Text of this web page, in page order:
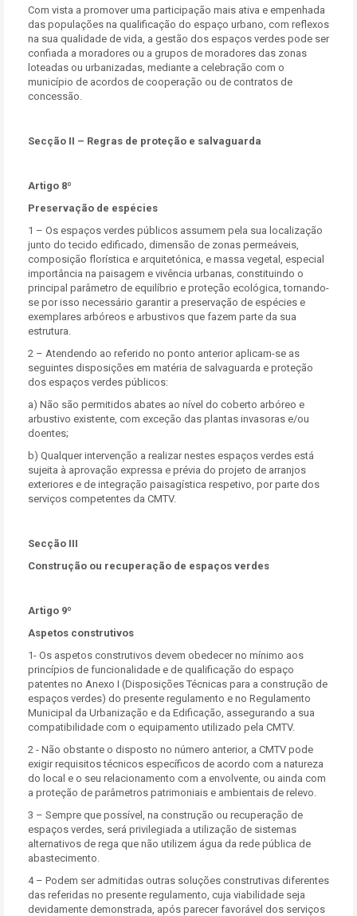
Com vista a promover uma participação mais ativa e empenhada
das populações na qualificação do espaço urbano, com reflexos
na sua qualidade de vida, a gestão dos espaços verdes pode ser
confiada a moradores ou a grupos de moradores das zonas
loteadas ou urbanizadas, mediante a celebração com o
município de acordos de cooperação ou de contratos de
concessão.
Secção II – Regras de proteção e salvaguarda
Artigo 8º
Preservação de espécies
1 – Os espaços verdes públicos assumem pela sua localização
junto do tecido edificado, dimensão de zonas permeáveis,
composição florística e arquitetónica, e massa vegetal, especial
importância na paisagem e vivência urbanas, constituindo o
principal parâmetro de equilíbrio e proteção ecológica, tornando-
se por isso necessário garantir a preservação de espécies e
exemplares arbóreos e arbustivos que fazem parte da sua
estrutura.
2 – Atendendo ao referido no ponto anterior aplicam-se as
seguintes disposições em matéria de salvaguarda e proteção
dos espaços verdes públicos:
a) Não são permitidos abates ao nível do coberto arbóreo e
arbustivo existente, com exceção das plantas invasoras e/ou
doentes;
b) Qualquer intervenção a realizar nestes espaços verdes está
sujeita à aprovação expressa e prévia do projeto de arranjos
exteriores e de integração paisagística respetivo, por parte dos
serviços competentes da CMTV.
Secção III
Construção ou recuperação de espaços verdes
Artigo 9º
Aspetos construtivos
1- Os aspetos construtivos devem obedecer no mínimo aos
princípios de funcionalidade e de qualificação do espaço
patentes no Anexo I (Disposições Técnicas para a construção de
espaços verdes) do presente regulamento e no Regulamento
Municipal da Urbanização e da Edificação, assegurando a sua
compatibilidade com o equipamento utilizado pela CMTV.
2 - Não obstante o disposto no número anterior, a CMTV pode
exigir requisitos técnicos específicos de acordo com a natureza
do local e o seu relacionamento com a envolvente, ou ainda com
a proteção de parâmetros patrimoniais e ambientais de relevo.
3 – Sempre que possível, na construção ou recuperação de
espaços verdes, será privilegiada a utilização de sistemas
alternativos de rega que não utilizem água da rede pública de
abastecimento.
4 – Podem ser admitidas outras soluções construtivas diferentes
das referidas no presente regulamento, cuja viabilidade seja
devidamente demonstrada, após parecer favorável dos serviços